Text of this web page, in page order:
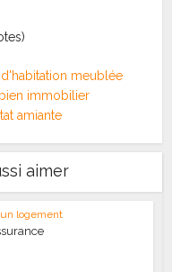
meublée
bien immobilier
amiante
aimer
logement